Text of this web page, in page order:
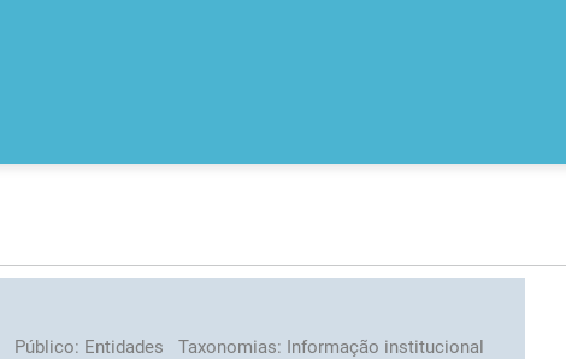
Público: Entidades Taxonomias: Informação institucional